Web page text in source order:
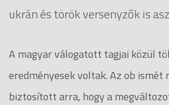
ukrán és török versenyzők is
A magyar válogatott tagjai közül
eredményesek voltak. Az ob ismét
biztosított arra, hogy a